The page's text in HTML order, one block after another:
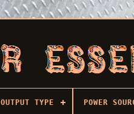
OUTPUT TYPE POWER